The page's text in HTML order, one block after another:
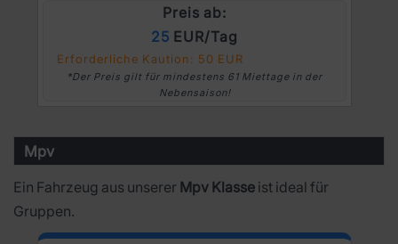
Preis ab:
25 EUR/Tag
Erforderliche Kaution: 50 EUR
*Der Preis gilt für mindestens 61 Miettage in der
Nebensaison!
Mpv
Ein Fahrzeug aus unserer Mpv Klasse ist ideal für
Gruppen.